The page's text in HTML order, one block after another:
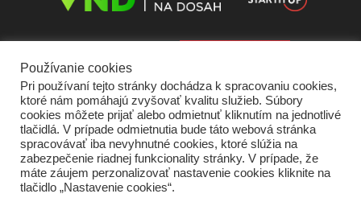
Domov O nás Kontakt Vydavateľ
Používanie cookies
Pri používaní tejto stránky dochádza k spracovaniu cookies,
ktoré nám pomáhajú zvyšovať kvalitu služieb. Súbory
cookies môžete prijať alebo odmietnuť kliknutím na jednotlivé
tlačidlá. V prípade odmietnutia bude táto webová stránka
spracovávať iba nevyhnutné cookies, ktoré slúžia na
zabezpečenie riadnej funkcionality stránky. V prípade, že
máte záujem perzonalizovať nastavenie cookies kliknite na
tlačidlo „Nastavenie cookies“.